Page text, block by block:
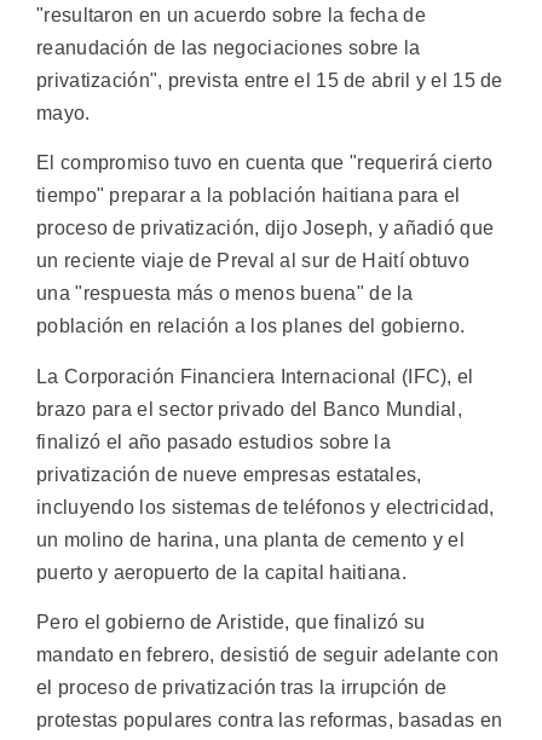
"resultaron en un acuerdo sobre la fecha de
reanudación de las negociaciones sobre la
privatización", prevista entre el 15 de abril y el 15 de
mayo.
El compromiso tuvo en cuenta que "requerirá cierto
tiempo" preparar a la población haitiana para el
proceso de privatización, dijo Joseph, y añadió que
un reciente viaje de Preval al sur de Haití obtuvo
una "respuesta más o menos buena" de la
población en relación a los planes del gobierno.
La Corporación Financiera Internacional (IFC), el
brazo para el sector privado del Banco Mundial,
finalizó el año pasado estudios sobre la
privatización de nueve empresas estatales,
incluyendo los sistemas de teléfonos y electricidad,
un molino de harina, una planta de cemento y el
puerto y aeropuerto de la capital haitiana.
Pero el gobierno de Aristide, que finalizó su
mandato en febrero, desistió de seguir adelante con
el proceso de privatización tras la irrupción de
protestas populares contra las reformas, basadas en